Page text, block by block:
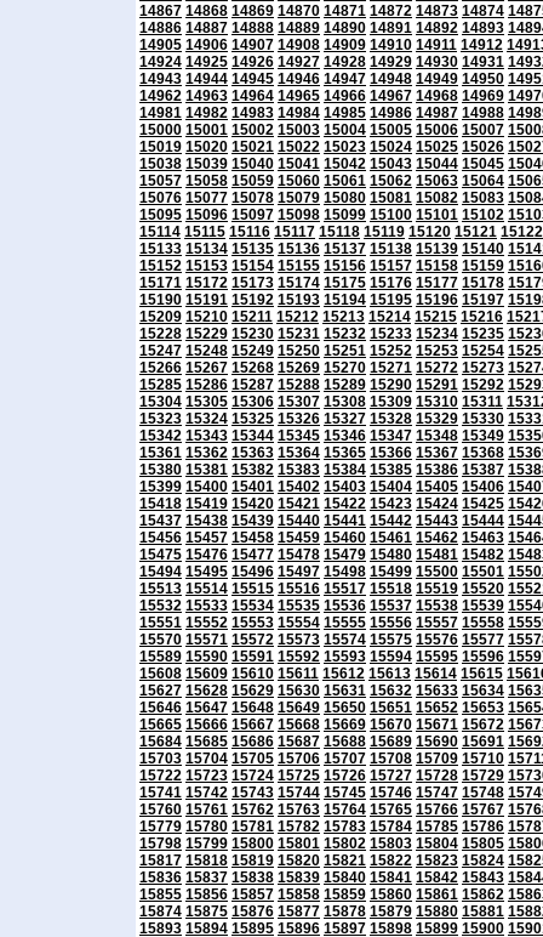
14867 14868 14869 14870 14871 14872 14873 14874
14886 14887 14888 14889 14890 14891 14892 14893
14905 14906 14907 14908 14909 14910 14911 14912
14924 14925 14926 14927 14928 14929 14930 14931
14943 14944 14945 14946 14947 14948 14949 14950
14962 14963 14964 14965 14966 14967 14968 14969
14981 14982 14983 14984 14985 14986 14987 14988
15000 15001 15002 15003 15004 15005 15006 15007
15019 15020 15021 15022 15023 15024 15025 15026
15038 15039 15040 15041 15042 15043 15044 15045
15057 15058 15059 15060 15061 15062 15063 15064
15076 15077 15078 15079 15080 15081 15082 15083
15095 15096 15097 15098 15099 15100 15101 15102
15114 15115 15116 15117 15118 15119 15120 15121 15122
15133 15134 15135 15136 15137 15138 15139 15140
15152 15153 15154 15155 15156 15157 15158 15159
15171 15172 15173 15174 15175 15176 15177 15178
15190 15191 15192 15193 15194 15195 15196 15197
15209 15210 15211 15212 15213 15214 15215 15216
15228 15229 15230 15231 15232 15233 15234 15235
15247 15248 15249 15250 15251 15252 15253 15254
15266 15267 15268 15269 15270 15271 15272 15273
15285 15286 15287 15288 15289 15290 15291 15292
15304 15305 15306 15307 15308 15309 15310 15311
15323 15324 15325 15326 15327 15328 15329 15330
15342 15343 15344 15345 15346 15347 15348 15349
15361 15362 15363 15364 15365 15366 15367 15368
15380 15381 15382 15383 15384 15385 15386 15387
15399 15400 15401 15402 15403 15404 15405 15406
15418 15419 15420 15421 15422 15423 15424 15425
15437 15438 15439 15440 15441 15442 15443 15444
15456 15457 15458 15459 15460 15461 15462 15463
15475 15476 15477 15478 15479 15480 15481 15482
15494 15495 15496 15497 15498 15499 15500 15501
15513 15514 15515 15516 15517 15518 15519 15520
15532 15533 15534 15535 15536 15537 15538 15539
15551 15552 15553 15554 15555 15556 15557 15558
15570 15571 15572 15573 15574 15575 15576 15577
15589 15590 15591 15592 15593 15594 15595 15596
15608 15609 15610 15611 15612 15613 15614 15615
15627 15628 15629 15630 15631 15632 15633 15634
15646 15647 15648 15649 15650 15651 15652 15653
15665 15666 15667 15668 15669 15670 15671 15672
15684 15685 15686 15687 15688 15689 15690 15691
15703 15704 15705 15706 15707 15708 15709 15710
15722 15723 15724 15725 15726 15727 15728 15729
15741 15742 15743 15744 15745 15746 15747 15748
15760 15761 15762 15763 15764 15765 15766 15767
15779 15780 15781 15782 15783 15784 15785 15786
15798 15799 15800 15801 15802 15803 15804 15805
15817 15818 15819 15820 15821 15822 15823 15824
15836 15837 15838 15839 15840 15841 15842 15843
15855 15856 15857 15858 15859 15860 15861 15862
15874 15875 15876 15877 15878 15879 15880 15881
15893 15894 15895 15896 15897 15898 15899 15900